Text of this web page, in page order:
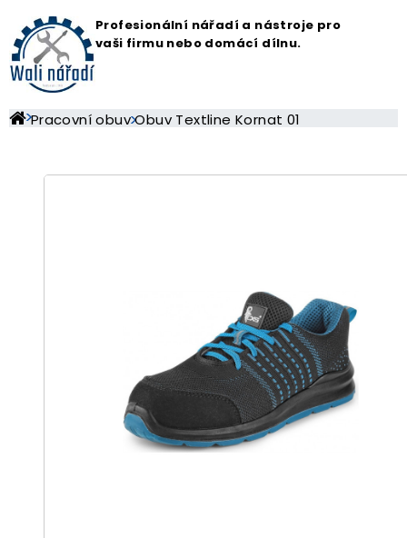
Profesionální nářadí a nástroje pro
vaši firmu nebo domácí dílnu.
Pracovní obuv Obuv Textline Kornat 01